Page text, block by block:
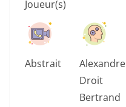
Joueur(s)
Abstrait
Alexandre
Droit
Bertrand